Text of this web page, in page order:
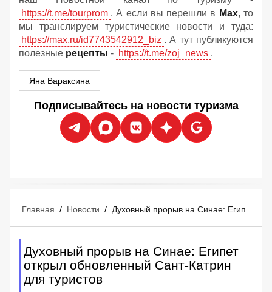
https://t.me/tourprom . А если вы перешли в Мах, то
мы транслируем туристические новости и туда:
https://max.ru/id7743542912_biz . А тут публикуются
полезные рецепты - https://t.me/zoj_news .
Яна Вараксина
Подписывайтесь на новости туризма
Главная / Новости /
Духовный прорыв на Синае: Египет
открыл обновленный Сант-Катрин
для туристов